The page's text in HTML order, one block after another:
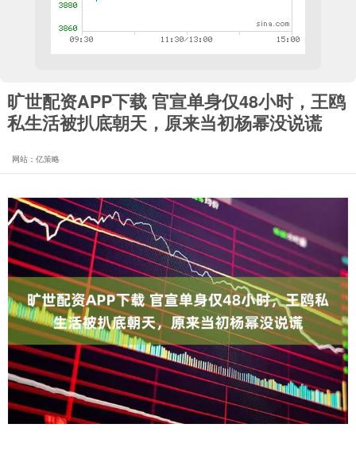
旷世配资APP下载 官宣单身仅48小时，王鸥
私生活被扒底朝天，原来当初杨幂没说谎
网站：亿策略